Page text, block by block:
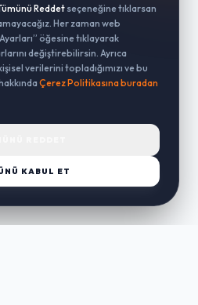
Reddet seçeneğine tıklarsan
Her zaman web
öğesine tıklayarak
değiştirebilirsin. Ayrıca
verilerini topladığımızı ve bu
Çerez Politikasına buradan
KABUL ET